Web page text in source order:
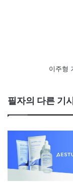
이주형
필자의 다른 기